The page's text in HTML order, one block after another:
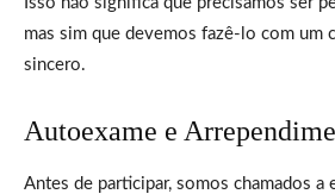
mas sim que devemos fazê-lo com um
sincero.
Autoexame e
Antes de participar, somos chamados a